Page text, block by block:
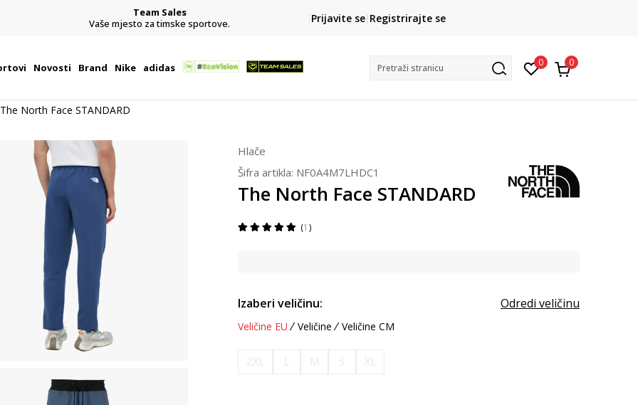
Team Sales
Vaše mjesto za timske sportove.
CLICK& COLLECT
besplatno preuzimanje u trgovini
Prijavite se Registrirajte se
Novosti Brand Nike adidas Pretraži stranicu 0 0
The North Face STANDARD
Hlače
Šifra artikla: NF0A4M7LHDC1
The North Face STANDARD
1
Izaberi veličinu: Odredi veličinu
Veličine EU Veličine Veličine CM